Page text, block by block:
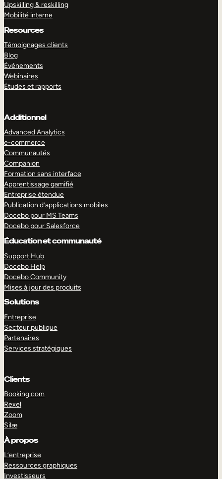
Upskilling & reskilling
Mobilité interne
Resources
Témoignages clients
Blog
Événements
Webinaires
Études et rapports
Additionnel
Advanced Analytics
e-commerce
Communautés
Companion
Formation sans interface
Apprentissage gamifié
Entreprise étendue
Publication d’applications mobiles
Docebo pour MS Teams
Docebo pour Salesforce
Éducation et communauté
Support Hub
Docebo Help
Docebo Community
Mises à jour des produits
Solutions
Entreprise
Secteur publique
Partenaires
Services stratégiques
Clients
Booking.com
Rexel
Zoom
Silæ
À propos
L’entreprise
Ressources graphiques
Investisseurs